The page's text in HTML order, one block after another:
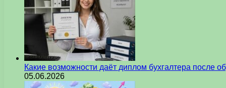
Какие возможности даёт диплом бухгалтера после
05.06.2026